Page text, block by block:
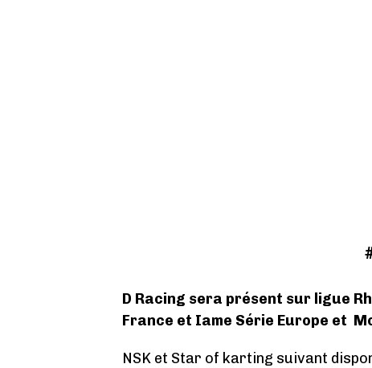
D Racing sera présent sur ligue
France et Iame Série Europe et
NSK et Star of karting suivant